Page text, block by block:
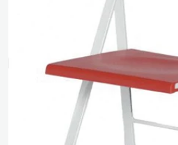
Media 0 openen in pop-up